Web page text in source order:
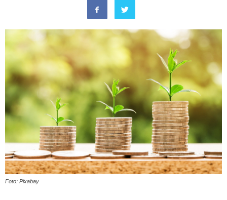
Foto: Pixabay